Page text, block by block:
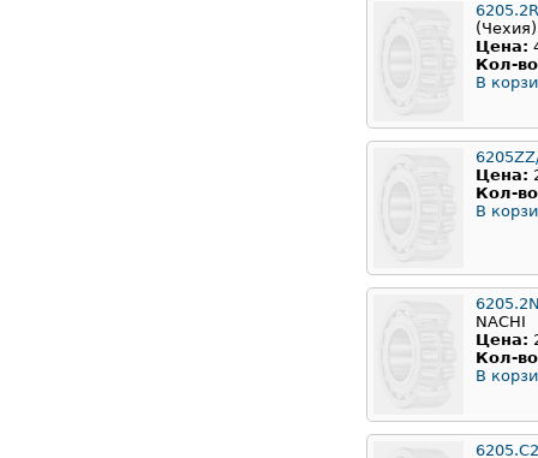
(Чехия)
Цена:
Кол-
В
Цена:
Кол-
В
NACHI
Цена:
Кол-
В